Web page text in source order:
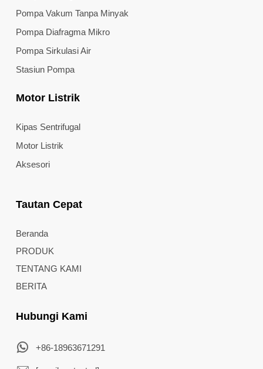
Pompa Vakum Tanpa Minyak
Pompa Diafragma Mikro
Pompa Sirkulasi Air
Stasiun Pompa
Motor Listrik
Kipas Sentrifugal
Motor Listrik
Aksesori
Tautan Cepat
Beranda
PRODUK
TENTANG KAMI
BERITA
Hubungi Kami
+86-18963671291